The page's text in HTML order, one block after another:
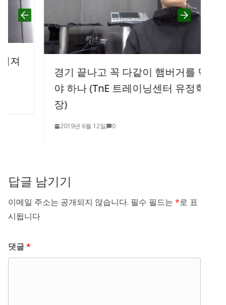
경기 끝나고 꼭 다같이 햄버거를 먹어
야 하나 (TnE 트레이닝센터 유정학 원
2019년 6월 12일 0
답글 남기기
이메일 주소는 공개되지 않습니다. 필수 필드는 *로 표
시됩니다
댓글*